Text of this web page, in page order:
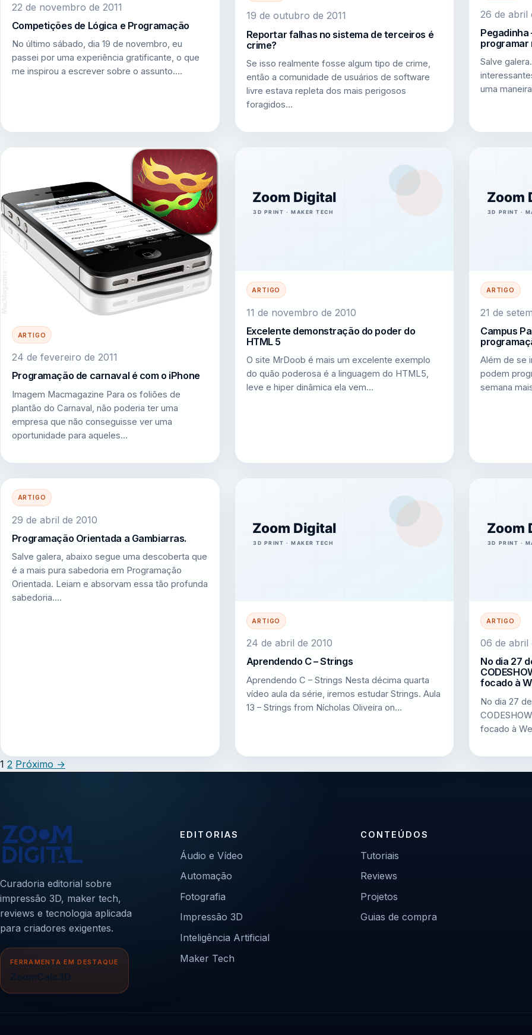
22 de novembro de 2011
Competições de Lógica e Programação
No último sábado, dia 19 de novembro, eu
passei por uma experiência gratificante, o que
me inspirou a escrever sobre o assunto.…
19 de outubro de 2011
Reportar falhas no sistema de terceiros é
crime?
Se isso realmente fosse algum tipo de crime,
então a comunidade de usuários de software
livre estava repleta dos mais perigosos
foragidos…
26 de abril
Pegadinha
programar
Salve
uma
ARTIGO
24 de fevereiro de 2011
Programação de carnaval é com o iPhone
Imagem Macmagazine Para os foliões de
plantão do Carnaval, não poderia ter uma
empresa que não conseguisse ver uma
oportunidade para aqueles…
ARTIGO
11 de novembro de 2010
Excelente demonstração do poder do
HTML 5
O site MrDoob é mais um excelente exemplo
do quão poderosa é a linguagem do HTML5,
leve e hiper dinâmica ela vem…
ARTIGO
21 de
Campus
Além de se
podem
semana
ARTIGO
29 de abril de 2010
Programação Orientada a Gambiarras.
Salve galera, abaixo segue uma descoberta que
é a mais pura sabedoria em Programação
Orientada. Leiam e absorvam essa tão profunda
sabedoria.…
ARTIGO
24 de abril de 2010
Aprendendo C – Strings
Aprendendo C – Strings Nesta décima quarta
vídeo aula da série, iremos estudar Strings. Aula
13 – Strings from Nícholas Oliveira on…
ARTIGO
06 de abril
No dia 27
focado à
No dia 27
focado à
1 2 Próximo →
Curadoria editorial sobre
impressão 3D, maker tech,
reviews e tecnologia aplicada
para criadores exigentes.
FERRAMENTA EM DESTAQUE
ZoomCalc3D
EDITORIAS
Áudio e Vídeo
Automação
Fotografia
Impressão 3D
Inteligência Artificial
Maker Tech
CONTEÚDOS
Tutoriais
Reviews
Projetos
Guias de compra